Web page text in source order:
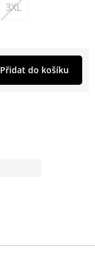
3XL
Přidat do košíku